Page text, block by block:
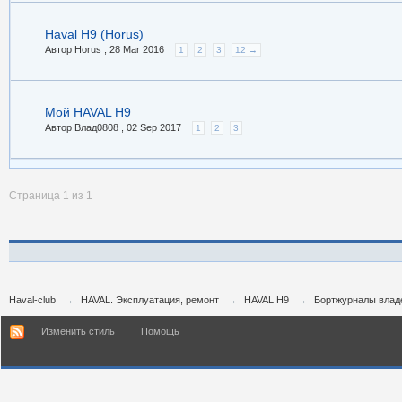
Haval H9 (Horus)
Автор Horus , 28 Mar 2016 1 2 3 12 →
Мой HAVAL H9
Автор Влад0808 , 02 Sep 2017 1 2 3
Страница 1 из 1
Haval-club → HAVAL. Эксплуатация, ремонт → HAVAL H9 → Бортжурналы
Изменить стиль Помощь